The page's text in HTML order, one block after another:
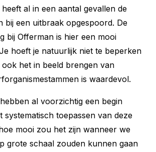
al in een aantal gevallen de
bij een uitbraak opgespoord. De
bij Offerman is hier een mooi
hoeft je natuurlijk niet te beperken
het in beeld brengen van
is waardevol.
al voorzichtig een begin
systematisch toepassen van deze
mooi zou het zijn wanneer we
grote schaal zouden kunnen gaan